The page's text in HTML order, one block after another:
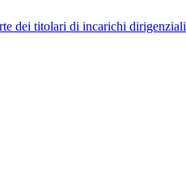
dei titolari di incarichi dirigenziali